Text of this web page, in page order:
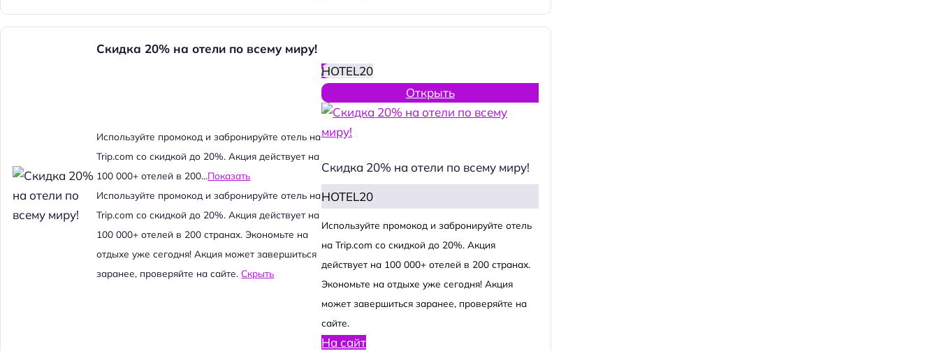
Скидка 20% на отели по всему миру!
Используйте промокод и забронируйте отель на
Trip.com со скидкой до 20%. Акция действует на
100 000+ отелей в 200...Показать
Используйте промокод и забронируйте отель на
Trip.com со скидкой до 20%. Акция действует на
100 000+ отелей в 200 странах. Экономьте на
отдыхе уже сегодня! Акция может завершиться
заранее, проверяйте на сайте.Скрыть
HOTEL20
Открыть
Скидка 20% на отели по всему миру!
HOTEL20
Используйте промокод и забронируйте отель
на Trip.com со скидкой до 20%. Акция
действует на 100 000+ отелей в 200 странах.
Экономьте на отдыхе уже сегодня! Акция
может завершиться заранее, проверяйте на
сайте.
На сайт